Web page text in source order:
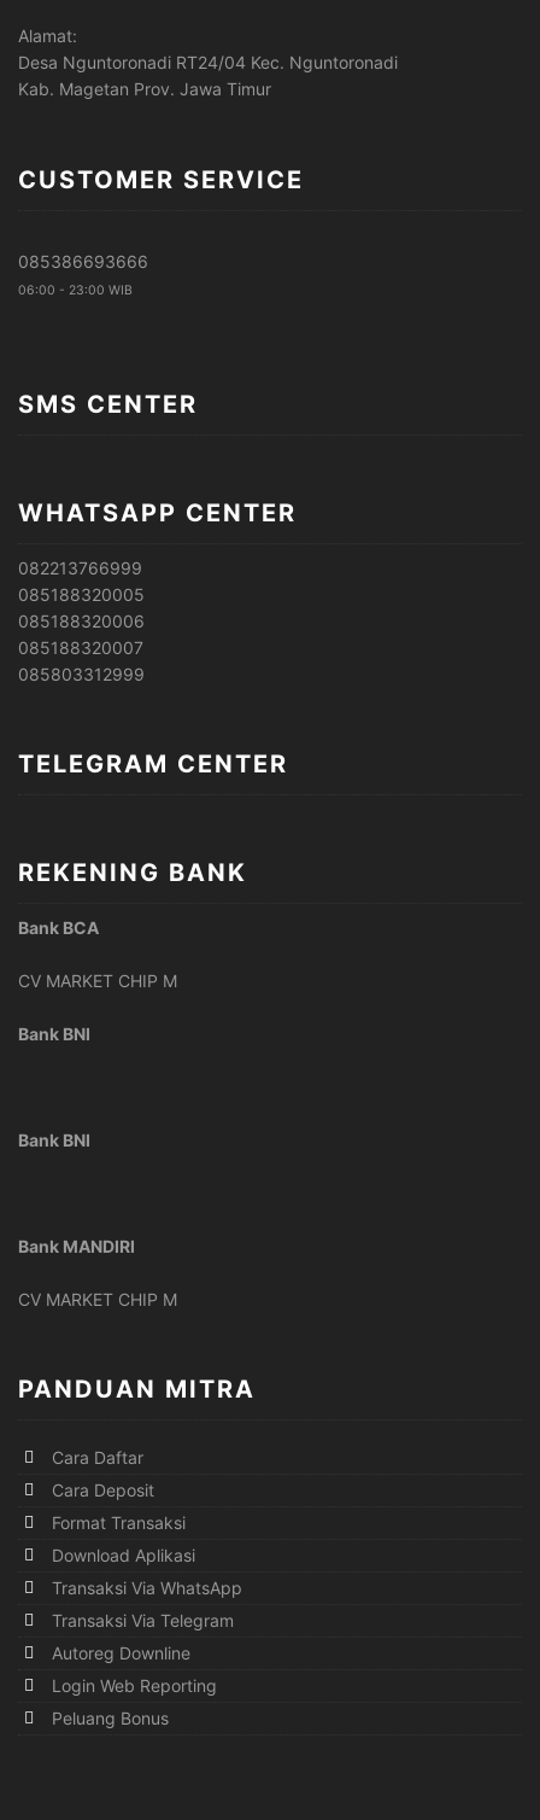
Alamat:
Desa Nguntoronadi RT24/04 Kec. Nguntoronadi
Kab. Magetan Prov. Jawa Timur
CUSTOMER SERVICE
085386693666
06:00 - 23:00 WIB
SMS CENTER
WHATSAPP CENTER
082213766999
085188320005
085188320006
085188320007
085803312999
TELEGRAM CENTER
REKENING BANK
Bank BCA
CV MARKET CHIP M
Bank BNI
Bank BNI
Bank MANDIRI
CV MARKET CHIP M
PANDUAN MITRA
Cara Daftar
Cara Deposit
Format Transaksi
Download Aplikasi
Transaksi Via WhatsApp
Transaksi Via Telegram
Autoreg Downline
Login Web Reporting
Peluang Bonus